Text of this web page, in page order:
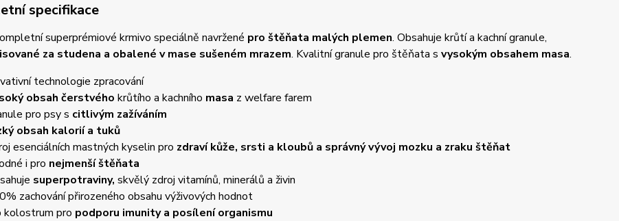
specifikace
superprémiové krmivo speciálně navržené pro štěňata malých plemen. Obsahuje krůtí a kachní granule,
za studena a obalené v mase sušeném mrazem. Kvalitní granule pro štěňata s vysokým obsahem masa.
technologie zpracování
obsah čerstvého krůtího a kachního masa z welfare farem
pro psy s citlivým zažíváním
obsah kalorií a tuků
esenciálních mastných kyselin pro zdraví kůže, srsti a kloubůa správný vývoj mozku a zraku štěňat
i pro nejmenší štěňata
superpotraviny, skvělý zdroj vitamínů, minerálů a živin
zachování přirozeného obsahu výživových hodnot
kolostrum pro podporu imunity a posílení organismu